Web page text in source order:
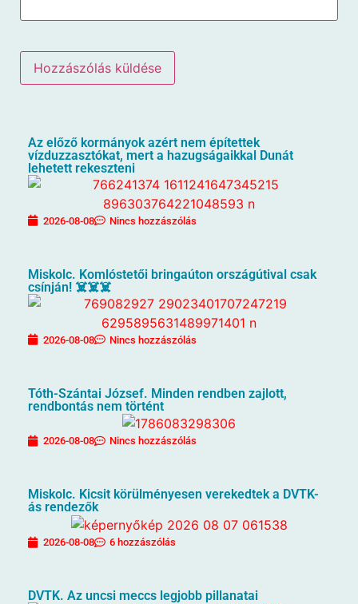
Az előző kormányok azért nem építettek
vízduzzasztókat, mert a hazugságaikkal Dunát
lehetett rekeszteni
2026-08-08 Nincs hozzászólás
Miskolc. Komlóstetői bringaúton országútival csak
csínján! ☠️☠️☠️
2026-08-08 Nincs hozzászólás
Tóth-Szántai József. Minden rendben zajlott,
rendbontás nem történt
2026-08-08 Nincs hozzászólás
Miskolc. Kicsit körülményesen verekedtek a DVTK-
ás rendezők
2026-08-08 6 hozzászólás
DVTK. Az uncsi meccs legjobb pillanatai